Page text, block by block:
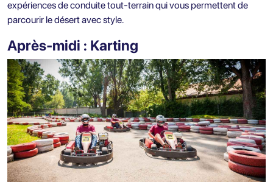
expériences de conduite tout-terrain qui vous permettent de
parcourir le désert avec style.
Après-midi : Karting